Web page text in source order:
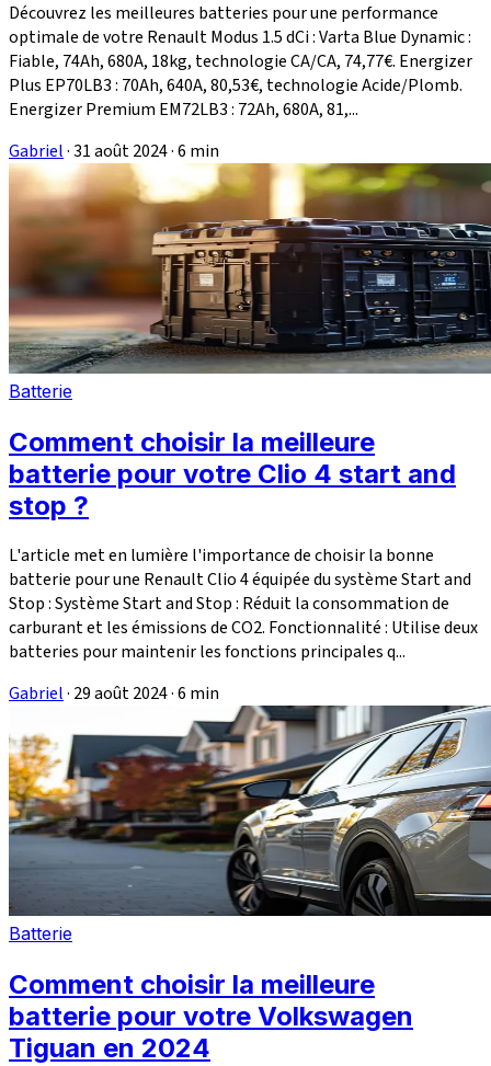
Découvrez les meilleures batteries pour une performance
optimale de votre Renault Modus 1.5 dCi : Varta Blue Dynamic :
Fiable, 74Ah, 680A, 18kg, technologie CA/CA, 74,77€. Energizer
Plus EP70LB3 : 70Ah, 640A, 80,53€, technologie Acide/Plomb.
Energizer Premium EM72LB3 : 72Ah, 680A, 81,...
Gabriel·31 août 2024·6 min
Batterie
Comment choisir la meilleure
batterie pour votre Clio 4 start and
stop ?
L'article met en lumière l'importance de choisir la bonne
batterie pour une Renault Clio 4 équipée du système Start and
Stop : Système Start and Stop : Réduit la consommation de
carburant et les émissions de CO2. Fonctionnalité : Utilise deux
batteries pour maintenir les fonctions principales q...
Gabriel· 29 août 2024·6 min
Batterie
Comment choisir la meilleure
batterie pour votre Volkswagen
Tiguan en 2024